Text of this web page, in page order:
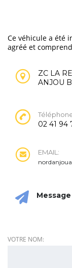
Ce véhicule a été
agréé et
ZC LA
ANJOU
02 41 94
EMAIL:
VOTRE NOM: